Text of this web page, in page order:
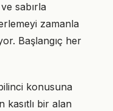
sabırla
zamanla
Başlangıç her
konusuna
kasıtlı bir alan